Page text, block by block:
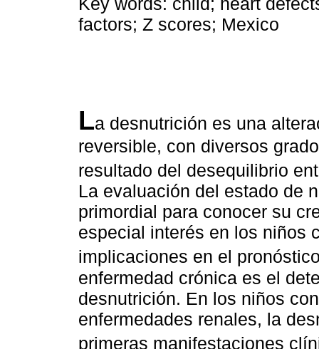
factors; Z scores; Mexico
La desnutrición es una
reversible, con diversos
resultado del desequilibrio
La evaluación del estado de
primordial para conocer su
especial interés en los niños
implicaciones en el
enfermedad crónica es el
desnutrición. En los niños
enfermedades renales, la
primeras manifestaciones